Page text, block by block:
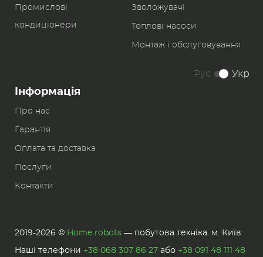
Промислові
кондиціонери
Зволожувачі
Теплові насоси
Монтаж і обслуговування
Інформація
Про нас
Гарантія
Оплата та доставка
Послуги
Контакти
2019-2026 © Home robots — побутова техніка. м. Київ.
Наші телефони +38 068 307 86 27 або +38 091 48 111 48
Рус Укр